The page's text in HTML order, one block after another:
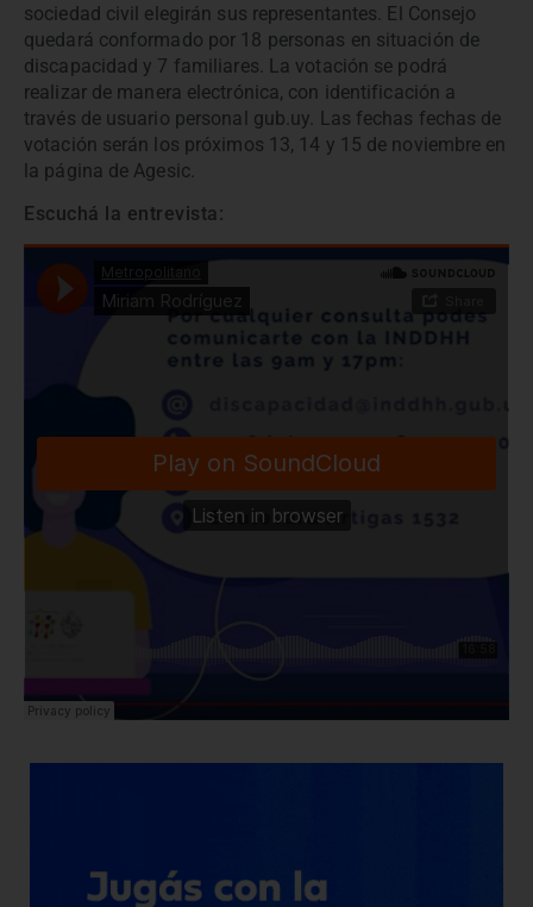
sociedad civil elegirán sus representantes. El Consejo
quedará conformado por 18 personas en situación de
discapacidad y 7 familiares. La votación se podrá
realizar de manera electrónica, con identificación a
través de usuario personal gub.uy. Las fechas fechas de
votación serán los próximos 13, 14 y 15 de noviembre en
la página de Agesic.
Escuchá la entrevista: